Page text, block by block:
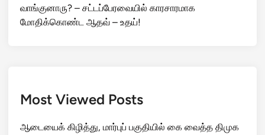
வாங்குனாரு? – சட்டப்பேரவையில் காரசாரமாக
மோதிக்கொண்ட ஆதவ் – உதய்!
Most Viewed Posts
ஆடையைக் கிழித்து, மார்புப் பகுதியில் கை வைத்த திமுக